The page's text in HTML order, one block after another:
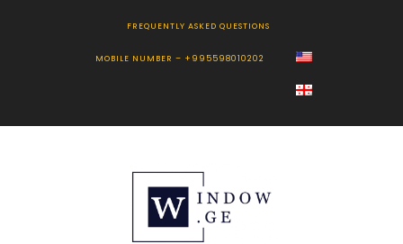
FREQUENTLY ASKED QUESTIONS
MOBILE NUMBER – +995598010202